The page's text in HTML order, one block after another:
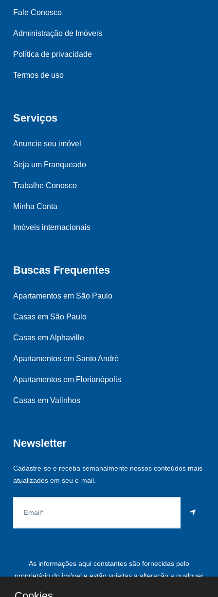
Fale Conosco
Administração de Imóveis
Política de privacidade
Termos de uso
Serviços
Anuncie seu imóvel
Seja um Franqueado
Trabalhe Conosco
Minha Conta
Imóveis internacionais
Buscas Frequentes
Apartamentos em São Paulo
Casas em São Paulo
Casas em Alphaville
Apartamentos em Santo André
Apartamentos em Florianópolis
Casas em Valinhos
Newsletter
Cadastre-se e receba semanalmente nossos conteúdos mais
atualizados em seu e-mail.
As informações aqui constantes são fornecidas pelo
proprietário do imóvel e estão sujeitas a alteração a qualquer